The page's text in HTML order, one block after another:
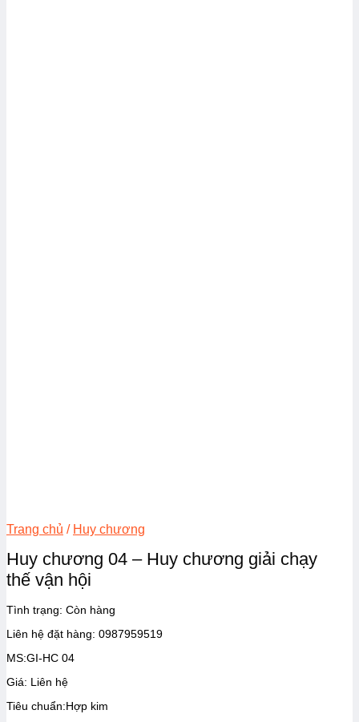
Trang chủ / Huy chương
Huy chương 04 – Huy chương giải chạy
thế vận hội
Tình trạng: Còn hàng
Liên hệ đặt hàng: 0987959519
MS:GI-HC 04
Giá: Liên hệ
Tiêu chuẩn:Hợp kim